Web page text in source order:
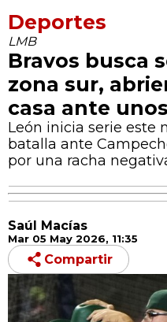
Deportes
LMB
Bravos busca
zona sur,
casa ante
León inicia serie este
batalla ante
por una racha
Saúl Macías
Mar 05 May 2026, 11:35
Compartir